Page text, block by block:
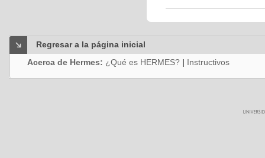
Regresar a la página inicial
Acerca de Hermes: ¿Qué es HERMES? | Instructivos